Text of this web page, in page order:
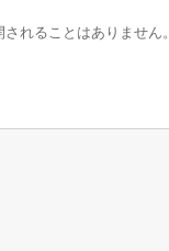
れることはありません。